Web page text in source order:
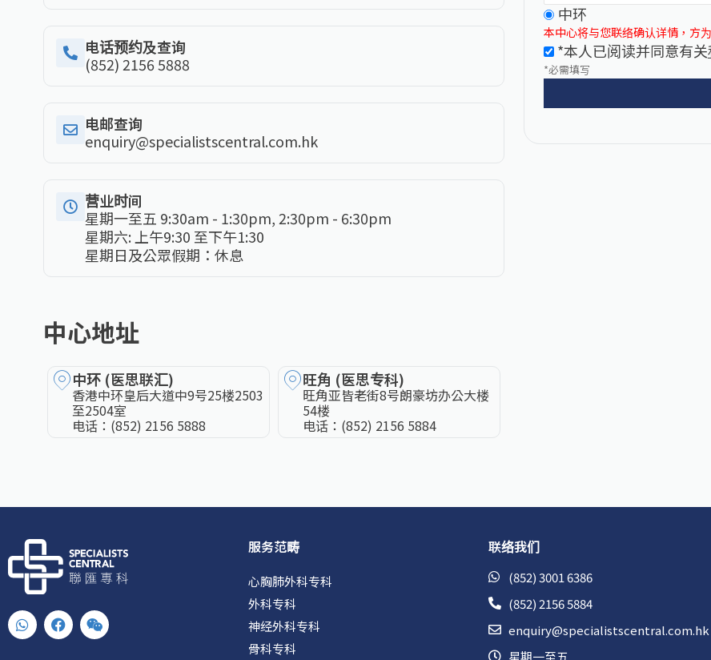
电话预约及查询
(852) 2156 5888
电邮查询
enquiry@specialistscentral.com.hk
营业时间
星期一至五 9:30am - 1:30pm, 2:30pm - 6:30pm
星期六: 上午9:30 至下午1:30
星期日及公眾假期：休息
中心地址
中环 (医思联汇)
香港中环皇后大道中9号25楼2503
至2504室
电话： (852) 2156 5888
旺角 (医思专科)
旺角亚皆老街8号朗豪坊办公大楼
54楼
电话： (852) 2156 5884
中环
本中心将与您联络确认详情，方
*本人已阅读并同意有关
*必需填写
W
h
a
F
a
c
W
e
i
服务范畴
心胸肺外科专科
外科专科
神经外科专科
骨科专科
联络我们
(852) 3001 6386
(852) 2156 5884
enquiry@specialistscentral.com.hk
星期一至五